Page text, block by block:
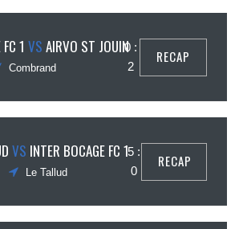
1 VS AIRVO ST JOUIN
Combrand
0 :
2
RECAP
VS INTER BOCAGE FC 1
Le Tallud
5 :
0
RECAP